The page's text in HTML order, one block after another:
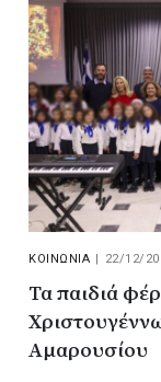
ΚΟΙΝΩΝΙΑ | 22/12/
Τα παιδιά
Αμαρουσίου